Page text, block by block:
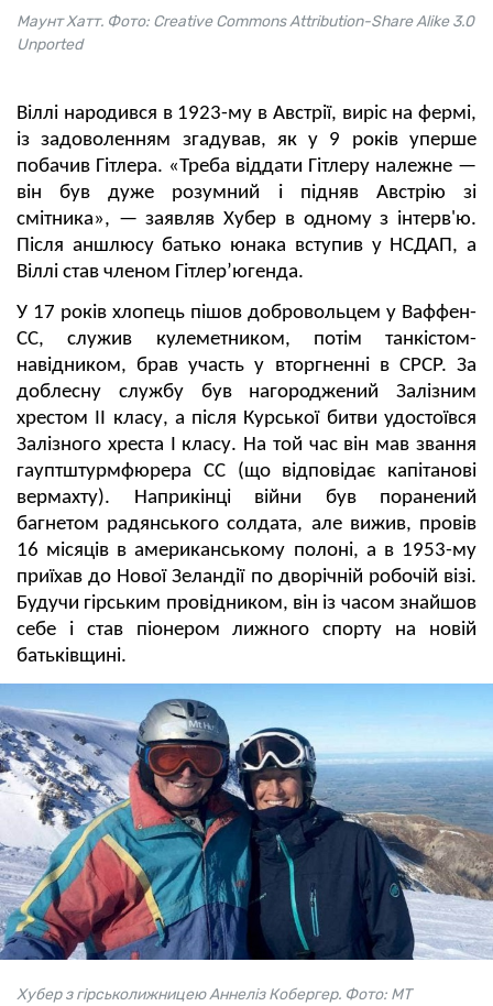
Маунт Хатт. Фото: Creative Commons Attribution-Share Alike 3.0
Unported
Віллі народився в 1923-му в Австрії, виріс на фермі,
із задоволенням згадував, як у 9 років уперше
побачив Гітлера. «Треба віддати Гітлеру належне —
він був дуже розумний і підняв Австрію зі
смітника», — заявляв Хубер в одному з інтерв'ю.
Після аншлюсу батько юнака вступив у НСДАП, а
Віллі став членом Гітлер’югенда.
У 17 років хлопець пішов добровольцем у Ваффен-
СС, служив кулеметником, потім танкістом-
навідником, брав участь у вторгненні в СРСР. За
доблесну службу був нагороджений Залізним
хрестом II класу, а після Курської битви удостоївся
Залізного хреста I класу. На той час він мав звання
гауптштурмфюрера СС (що відповідає капітанові
вермахту). Наприкінці війни був поранений
багнетом радянського солдата, але вижив, провів
16 місяців в американському полоні, а в 1953-му
приїхав до Нової Зеландії по дворічній робочій візі.
Будучи гірським провідником, він із часом знайшов
себе і став піонером лижного спорту на новій
батьківщині.
Хубер з гірськолижницею Аннеліз Кобергер. Фото: MT